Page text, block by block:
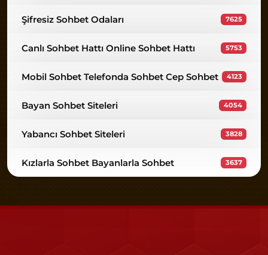
Şifresiz Sohbet Odaları 7625
Canlı Sohbet Hattı Online Sohbet Hattı 5753
Mobil Sohbet Telefonda Sohbet Cep Sohbet 4123
Bayan Sohbet Siteleri 4054
Yabancı Sohbet Siteleri 3828
Kızlarla Sohbet Bayanlarla Sohbet 3637